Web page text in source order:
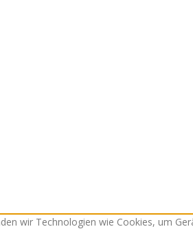
wir Technologien wie Cookies, um